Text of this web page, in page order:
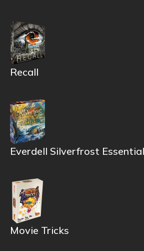
Recall
Everdell Silverfrost
Movie Tricks